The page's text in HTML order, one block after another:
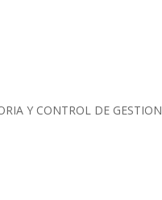
Y CONTROL DE GESTION